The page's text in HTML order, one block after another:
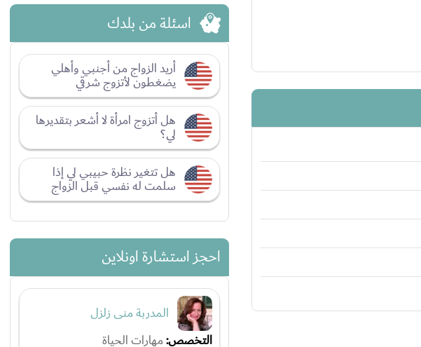
اسئلة من بلدك
أريد الزواج من أجنبي وأهلي
يضغطون لأتزوج شرقي
هل أتزوج امرأة لا أشعر بتقديرها
لي؟
هل تتغير نظرة حبيبي لي إذا
سلمت له نفسي قبل الزواج
احجز استشارة اونلاين
المدربة منى زلزل
التخصص:مهارات الحياة